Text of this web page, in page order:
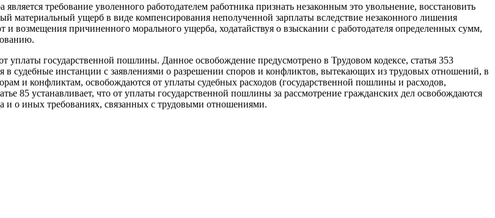
требование уволенного работодателем работника признать незаконным это уволь­нение, восстановить
материальный ущерб в виде ком­пенсирования неполученной зарплаты вслед­ствие незаконного лишения
и возмещения причинен­ного морального ущерба, ходатайствуя о взы­скании с работодателя определенных сумм,
государственной пошлины. Данное освобож­дение предусмотрено в Трудовом кодексе, статья 353
в судебные инстанции с заявлениями о раз­решении споров и конфликтов, вытекающих из трудовых отношений, в
и конфликтам, освобожда­ются от уплаты судебных расходов (государ­ственной пошлины и расходов,
85 устанавливает, что от уплаты государственной пошлины за рас­смотрение гражданских дел освобождаются
и о иных тре­бованиях, связанных с трудовыми отноше­ниями.